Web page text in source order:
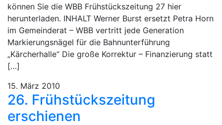
können Sie die WBB Frühstückszeitung 27 hier
herunterladen. INHALT Werner Burst ersetzt Petra Horn
im Gemeinderat – WBB vertritt jede Generation
Markierungsnägel für die Bahnunterführung
„Kärcherhalle“ Die große Korrektur – Finanzierung statt
[…]
15. März 2010
26. Frühstückszeitung
erschienen